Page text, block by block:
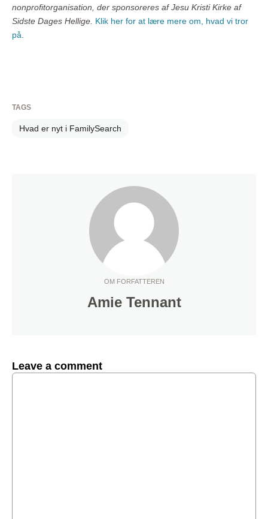
nonprofitorganisation, der sponsoreres af Jesu Kristi Kirke af
Sidste Dages Hellige. Klik her for at lære mere om, hvad vi tror
på.
TAGS
Hvad er nyt i FamilySearch
OM FORFATTEREN
Amie Tennant